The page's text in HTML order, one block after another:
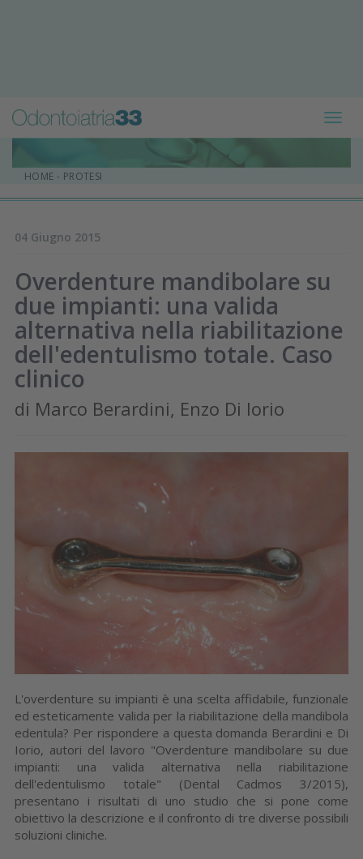
HOME - PROTESI
04 Giugno 2015
Overdenture mandibolare su
due impianti: una valida
alternativa nella riabilitazione
dell'edentulismo totale. Caso
clinico
di Marco Berardini, Enzo Di Iorio
L'overdenture su impianti è una scelta affidabile, funzionale
ed esteticamente valida per la riabilitazione della mandibola
edentula? Per rispondere a questa domanda Berardini e Di
Iorio, autori del lavoro "Overdenture mandibolare su due
impianti: una valida alternativa nella riabilitazione
dell'edentulismo totale" (Dental Cadmos 3/2015),
presentano i risultati di uno studio che si pone come
obiettivo la descrizione e il confronto di tre diverse possibili
soluzioni cliniche.